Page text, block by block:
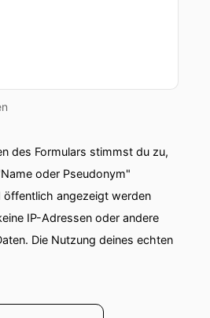
des Formulars stimmst du zu,
oder Pseudonym"
angezeigt werden
IP-Adressen oder andere
Die Nutzung deines echten